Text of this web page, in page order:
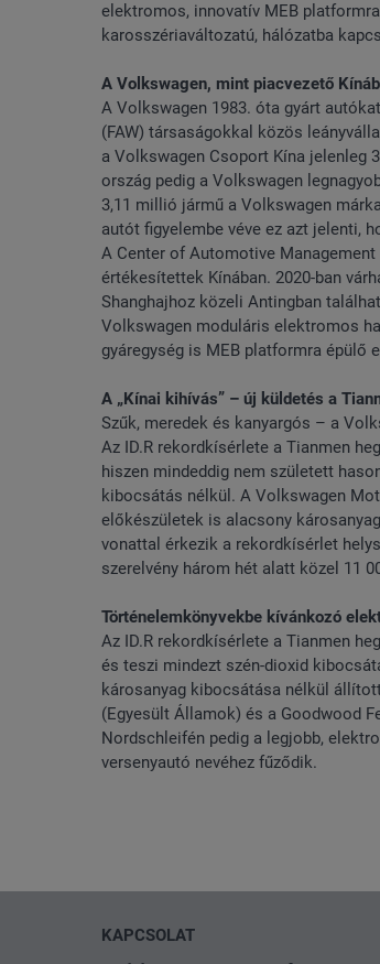
elektromos, innovatív MEB
karosszériaváltozatú, hálózatba
A Volkswagen, mint piacvezető
A Volkswagen 1983. óta gyárt
(FAW) társaságokkal közös
a Volkswagen Csoport Kína jelenleg
ország pedig a Volkswagen
3,11 millió jármű a Volkswagen
autót figyelembe véve ez azt jelenti,
A Center of Automotive
értékesítettek Kínában. 2020-ban
Shanghajhoz közeli Antingban
Volkswagen moduláris elektromos
gyáregység is MEB platformra épülő
A „Kínai kihívás” – új küldetés a
Szűk, meredek és kanyargós – a
Az ID.R rekordkísérlete a Tianmen
hiszen mindeddig nem született
kibocsátás nélkül. A Volkswagen
előkészületek is alacsony
vonattal érkezik a rekordkísérlet
szerelvény három hét alatt közel 11
Történelemkönyvekbe kívánkozó
Az ID.R rekordkísérlete a Tianmen
és teszi mindezt szén-dioxid
károsanyag kibocsátása nélkül
(Egyesült Államok) és a Goodwood
Nordschleifén pedig a legjobb,
versenyautó nevéhez fűződik.
KAPCSOLAT